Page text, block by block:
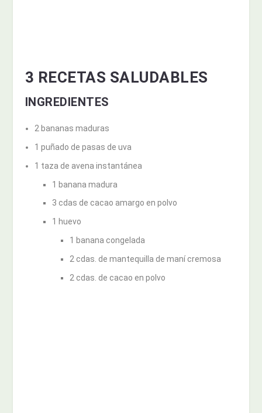
3 RECETAS SALUDABLES
INGREDIENTES
2 bananas maduras
1 puñado de pasas de uva
1 taza de avena instantánea
1 banana madura
3 cdas de cacao amargo en polvo
1 huevo
1 banana congelada
2 cdas. de mantequilla de maní cremosa
2 cdas. de cacao en polvo